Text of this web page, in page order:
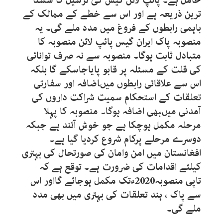
ترین ذریعہ ہے اور اس سے خطے کے ممالک کے
باہمی رابطوں کے فروغ میں مدد ملے گی۔ یہ
منصوبہ پاک ایران گیس پائپ لائن منصوبہ کا
متبادل ثابت ہوگا۔ منصوبہ سے نہ صرف توانائی
کی قلت کے مسئلہ پر قابو پایاجاسکے گا بلکہ
اس سے علاقائی رابطوں میںاضافہ اور سفارتی
تعلقات کے استحکام سمیت شراکت داروں کی
آمدنی میںبھی اضافہ ہوگا۔ منصوبہ کا پہلا
مرحلہ مکمل ہوچکا ہے جو خوش آئند ہے جبکہ
دوسرے مرحلے پرکام شروع کردیا گیا ہے۔
افغانستان میں امن وامان کی صورتحال کی بہتری
کیلئے اقدامات کی ضرورت ہے۔ توقع ہے کہ
تاپی منصوبہ2020ءتک مکمل ہوجائے گااور اس
سے پاک ، ہند تعلقات کی بہتری میں بھی مدد
ملے گی۔